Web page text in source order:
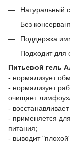
Натуральный
Без
Поддержка
Подходит для
Питьевой гель
- нормализует
- нормализует
очищает
-
- применяется
питания;
- выводит